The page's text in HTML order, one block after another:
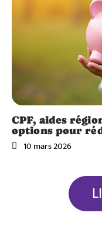
CPF, aides
options pour
10 mars 2026